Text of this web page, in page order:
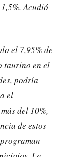
Acudió
el 7,95% de
taurino en el
podría
el
del 10%,
de estos